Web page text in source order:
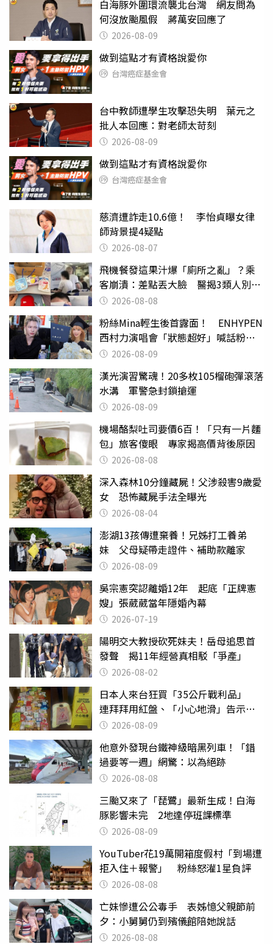
白海豚外圍環流襲北台灣 網友問為
何沒放颱風假 蔣萬安回應了
2026-08-09
做到這點才有資格說愛你
台灣癌症基金會
台中教師遭學生攻擊恐失明 葉元之
批人本回應：對老師太苛刻
2026-08-09
做到這點才有資格說愛你
台灣癌症基金會
慈濟遭詐走10.6億！ 李怡貞曝女律
師背景提4疑點
2026-08-07
飛機餐發這果汁爆「廁所之亂」？乘
客崩潰：差點丟大臉 醫揭3類人別亂
喝 2026-08-08
粉絲Mina輕生後首露面！ ENHYPEN
西村力演唱會「狀態超好」喊話粉
絲：我們心意相通
2026-08-09
漢光演習驚魂！20多枚105榴砲彈滾落
水溝 軍警急封鎖搶運
2026-08-09
機場酪梨吐司要價6百！「只有一片麵
包」旅客傻眼 專家揭高價背後原因
2026-08-08
深入森林10分鐘藏屍！父涉殺害9歲愛
女 恐怖藏屍手法全曝光
2026-08-04
澎湖13孩傳遭棄養！兄姊打工養弟
妹 父母疑帶走證件、補助款離家
2026-08-09
吳宗憲突認離婚12年 起底「正牌憲
嫂」張葳葳當年隱婚內幕
2026-07-19
陽明交大教授砍死妹夫！岳母追思首
發聲 揭11年經營真相駁「爭產」
2026-08-02
日本人來台狂買「35公斤戰利品」
連拜拜用紅盤、「小心地滑」告示牌
也帶回家
2026-08-09
他意外發現台鐵神級暗黑列車！「錯
過要等一週」網驚：以為絕跡
2026-08-08
三颱又來了「琵鷺」最新生成！白海
豚影響未完 2地達停班課標準
2026-08-09
YouTuber花19萬開箱度假村「到場遭
拒入住＋報警」 粉絲怒灌1星負評
2026-08-08
亡妹慘遭公公毒手 表姊憶父親節前
夕：小舅舅仍到殯儀館陪她說話
2026-08-08